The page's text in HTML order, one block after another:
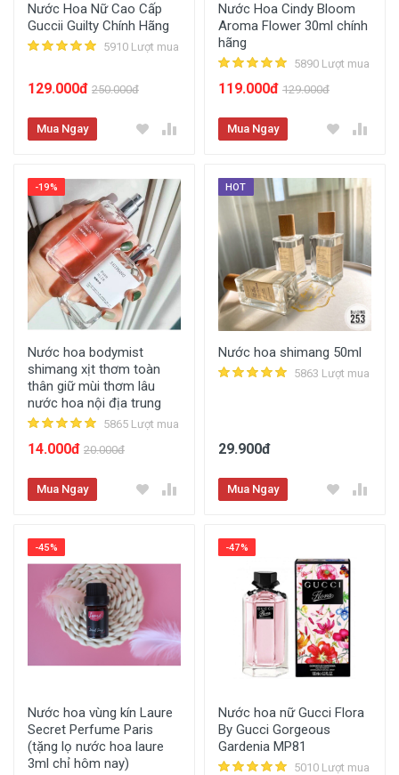
Nước Hoa Nữ Cao Cấp
Guccii Guilty Chính Hãng
5910 Lượt mua
129.000đ 250.000đ
Mua Ngay
Nước Hoa Cindy Bloom
Aroma Flower 30ml chính
hãng
5890 Lượt mua
119.000đ 129.000đ
Mua Ngay
-19%
Nước hoa bodymist
shimang xịt thơm toàn
thân giữ mùi thơm lâu
nước hoa nội địa trung
5865 Lượt mua
14.000đ 20.000đ
Mua Ngay
HOT
Nước hoa shimang 50ml
5863 Lượt mua
29.900đ
Mua Ngay
-45%
Nước hoa vùng kín Laure
Secret Perfume Paris
(tặng lọ nước hoa laure
3ml chỉ hôm nay)
-47%
Nước hoa nữ Gucci Flora
By Gucci Gorgeous
Gardenia MP81
5010 Lượt mua